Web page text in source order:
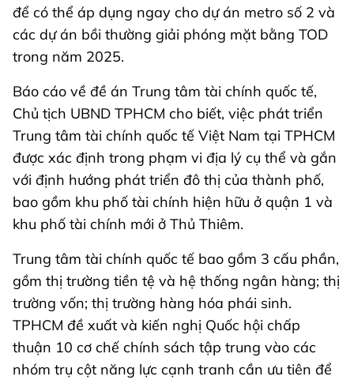
để có thể áp dụng ngay cho dự án metro số 2 và
các dự án bồi thường giải phóng mặt bằng TOD
trong năm 2025.
Báo cáo về đề án Trung tâm tài chính quốc tế,
Chủ tịch UBND TPHCM cho biết, việc phát triển
Trung tâm tài chính quốc tế Việt Nam tại TPHCM
được xác định trong phạm vi địa lý cụ thể và gắn
với định hướng phát triển đô thị của thành phố,
bao gồm khu phố tài chính hiện hữu ở quận 1 và
khu phố tài chính mới ở Thủ Thiêm.
Trung tâm tài chính quốc tế bao gồm 3 cấu phần,
gồm thị trường tiền tệ và hệ thống ngân hàng; thị
trường vốn; thị trường hàng hóa phái sinh.
TPHCM đề xuất và kiến nghị Quốc hội chấp
thuận 10 cơ chế chính sách tập trung vào các
nhóm trụ cột năng lực cạnh tranh cần ưu tiên để